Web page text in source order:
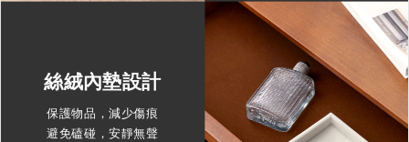
絲絨內墊設計
保護物品，減少傷痕
避免磕碰，安靜無聲